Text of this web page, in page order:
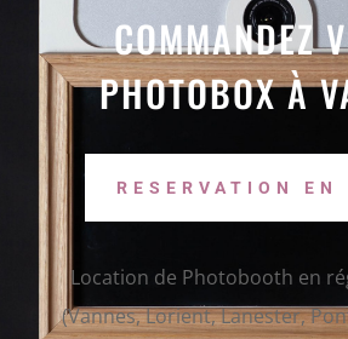
COMMANDEZ
PHOTOBOX À
RESERVATION EN
Location de Photobooth en
(Vannes, Lorient, Lanester,